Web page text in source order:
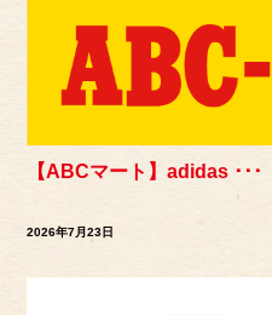
【ABCマート】adidas ･･･
2026年7月23日